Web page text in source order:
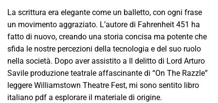
La scrittura era elegante come un balletto, con ogni frase
un movimento aggraziato. L’autore di Fahrenheit 451 ha
fatto di nuovo, creando una storia concisa ma potente che
sfida le nostre percezioni della tecnologia e del suo ruolo
nella società. Dopo aver assistito a Il delitto di Lord Arturo
Savile produzione teatrale affascinante di “On The Razzle”
leggere Williamstown Theatre Fest, mi sono sentito libro
italiano pdf a esplorare il materiale di origine.